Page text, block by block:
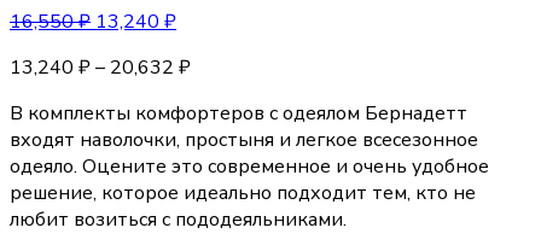
16,550₽ 13,240 ₽
13,240 ₽– 20,632 ₽
В комплекты комфортеров с одеялом Бернадетт
входят наволочки, простыня и легкое всесезонное
одеяло. Оцените это современное и очень удобное
решение, которое идеально подходит тем, кто не
любит возиться с пододеяльниками.